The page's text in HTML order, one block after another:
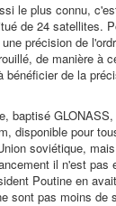
le plus connu,
de 24 satellites.
précision de
de manière à
bénéficier de la
baptisé
disponible pour
soviétique,
il n'est pas
Poutine en
sont pas moins de